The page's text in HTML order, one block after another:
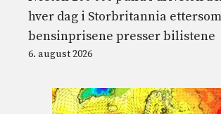
hver dag i Storbritannia ettersom
bensinprisene presser bilistene
6. august 2026